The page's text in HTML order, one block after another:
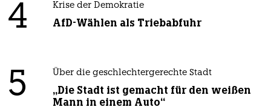
4 Krise der Demokratie
AfD-Wählen als Triebabfuhr
5 Über die geschlechtergerechte Stadt
„Die Stadt ist gemacht für den weißen
Mann in einem Auto“